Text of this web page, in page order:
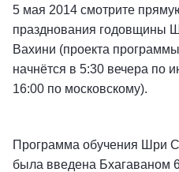
5 мая 2014 смотрите
празднования годовщины
Вахини (проекта
начнётся в 5:30 вечера по
16:00 по московскому).
Программа обучения Шри
была введена Бхагаваном